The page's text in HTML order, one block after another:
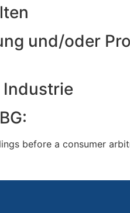
und/oder
before a consumer